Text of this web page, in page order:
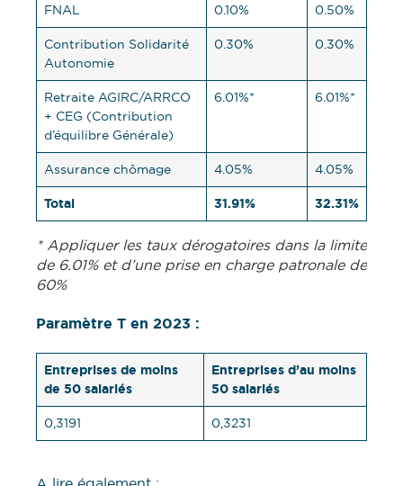
FNAL 0.10% 0.50%
Contribution Solidarité
Autonomie
0.30% 0.30%
Retraite AGIRC/ARRCO
+ CEG (Contribution
d’équilibre Générale)
6.01%* 6.01%*
Assurance chômage 4.05% 4.05%
Total 31.91% 32.31%
* Appliquer les taux dérogatoires dans la limite
de 6.01% et d’une prise en charge patronale de
60%
Paramètre T en 2023 :
Entreprises de moins
de 50 salariés
Entreprises d’au moins
50 salariés
0,3191 0,3231